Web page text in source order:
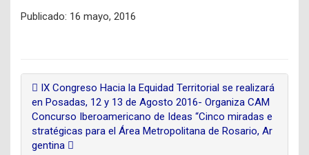
Publicado: 16 mayo, 2016
IX Congreso Hacia la Equidad Territorial se realizará
en Posadas, 12 y 13 de Agosto 2016- Organiza CAM
Concurso Iberoamericano de Ideas “Cinco miradas e
stratégicas para el Área Metropolitana de Rosario, Ar
gentina